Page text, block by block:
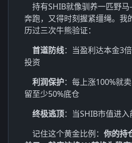
持有SHIB就像驯养一匹野
奔跑，又得时刻握紧缰绳。我
历过三次牛熊验证：
首道防线：当盈利达本金3
投资
利润保护：每上涨100%就
留至少50%底仓
终极逃顶：当SHIB市值进
记住这个黄金比例： 你的持